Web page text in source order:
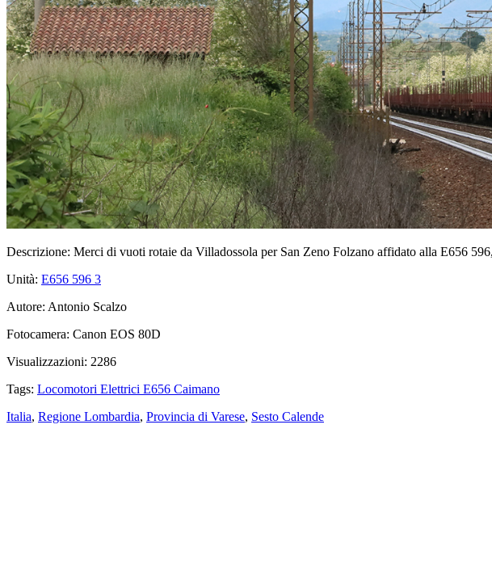
Descrizione: Merci di vuoti rotaie da Villadossola per San Zeno Folzano affidato alla E656
Unità: E656 596 3
Autore: Antonio Scalzo
Fotocamera: Canon EOS 80D
Visualizzazioni: 2286
Tags: Locomotori Elettrici E656 Caimano
Italia, Regione Lombardia, Provincia di Varese, Sesto Calende